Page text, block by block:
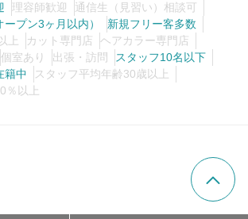
理容師歓迎
通信生（見習い）相談可
プン3ヶ月以内）
新規フリー客多数
上
カット専門店
ヘアカラー専門店
個室あり 出張・訪問
スタッフ10名以下
籍中
スタッフ平均年齢30歳以上
以上